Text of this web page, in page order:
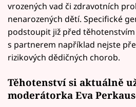
vrozených vad či zdravotních
nenarozených dětí. Specifické
podstoupit již před těhotenstvím
s partnerem například nejste
rizikových dědičných chorob.
Těhotenství si aktuálně
moderátorka Eva